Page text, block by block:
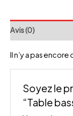
Avis (0)
Il n’y a pas encore
Soyez le
“Table